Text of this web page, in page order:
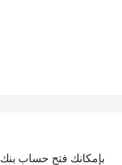
بإمكانك فتح حساب